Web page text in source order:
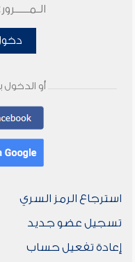
أو
استرجاع الرمز السري
تسجيل عضو جديد
إعادة تفعيل حساب